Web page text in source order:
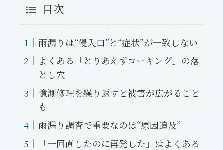
目次
雨漏りは“侵入口”と“症状”が一致しない
よくある「とりあえずコーキング」の落
とし穴
憶測修理を繰り返すと被害が広がること
も
雨漏り調査で重要なのは“原因追及”
「一回直したのに再発した」はよくある